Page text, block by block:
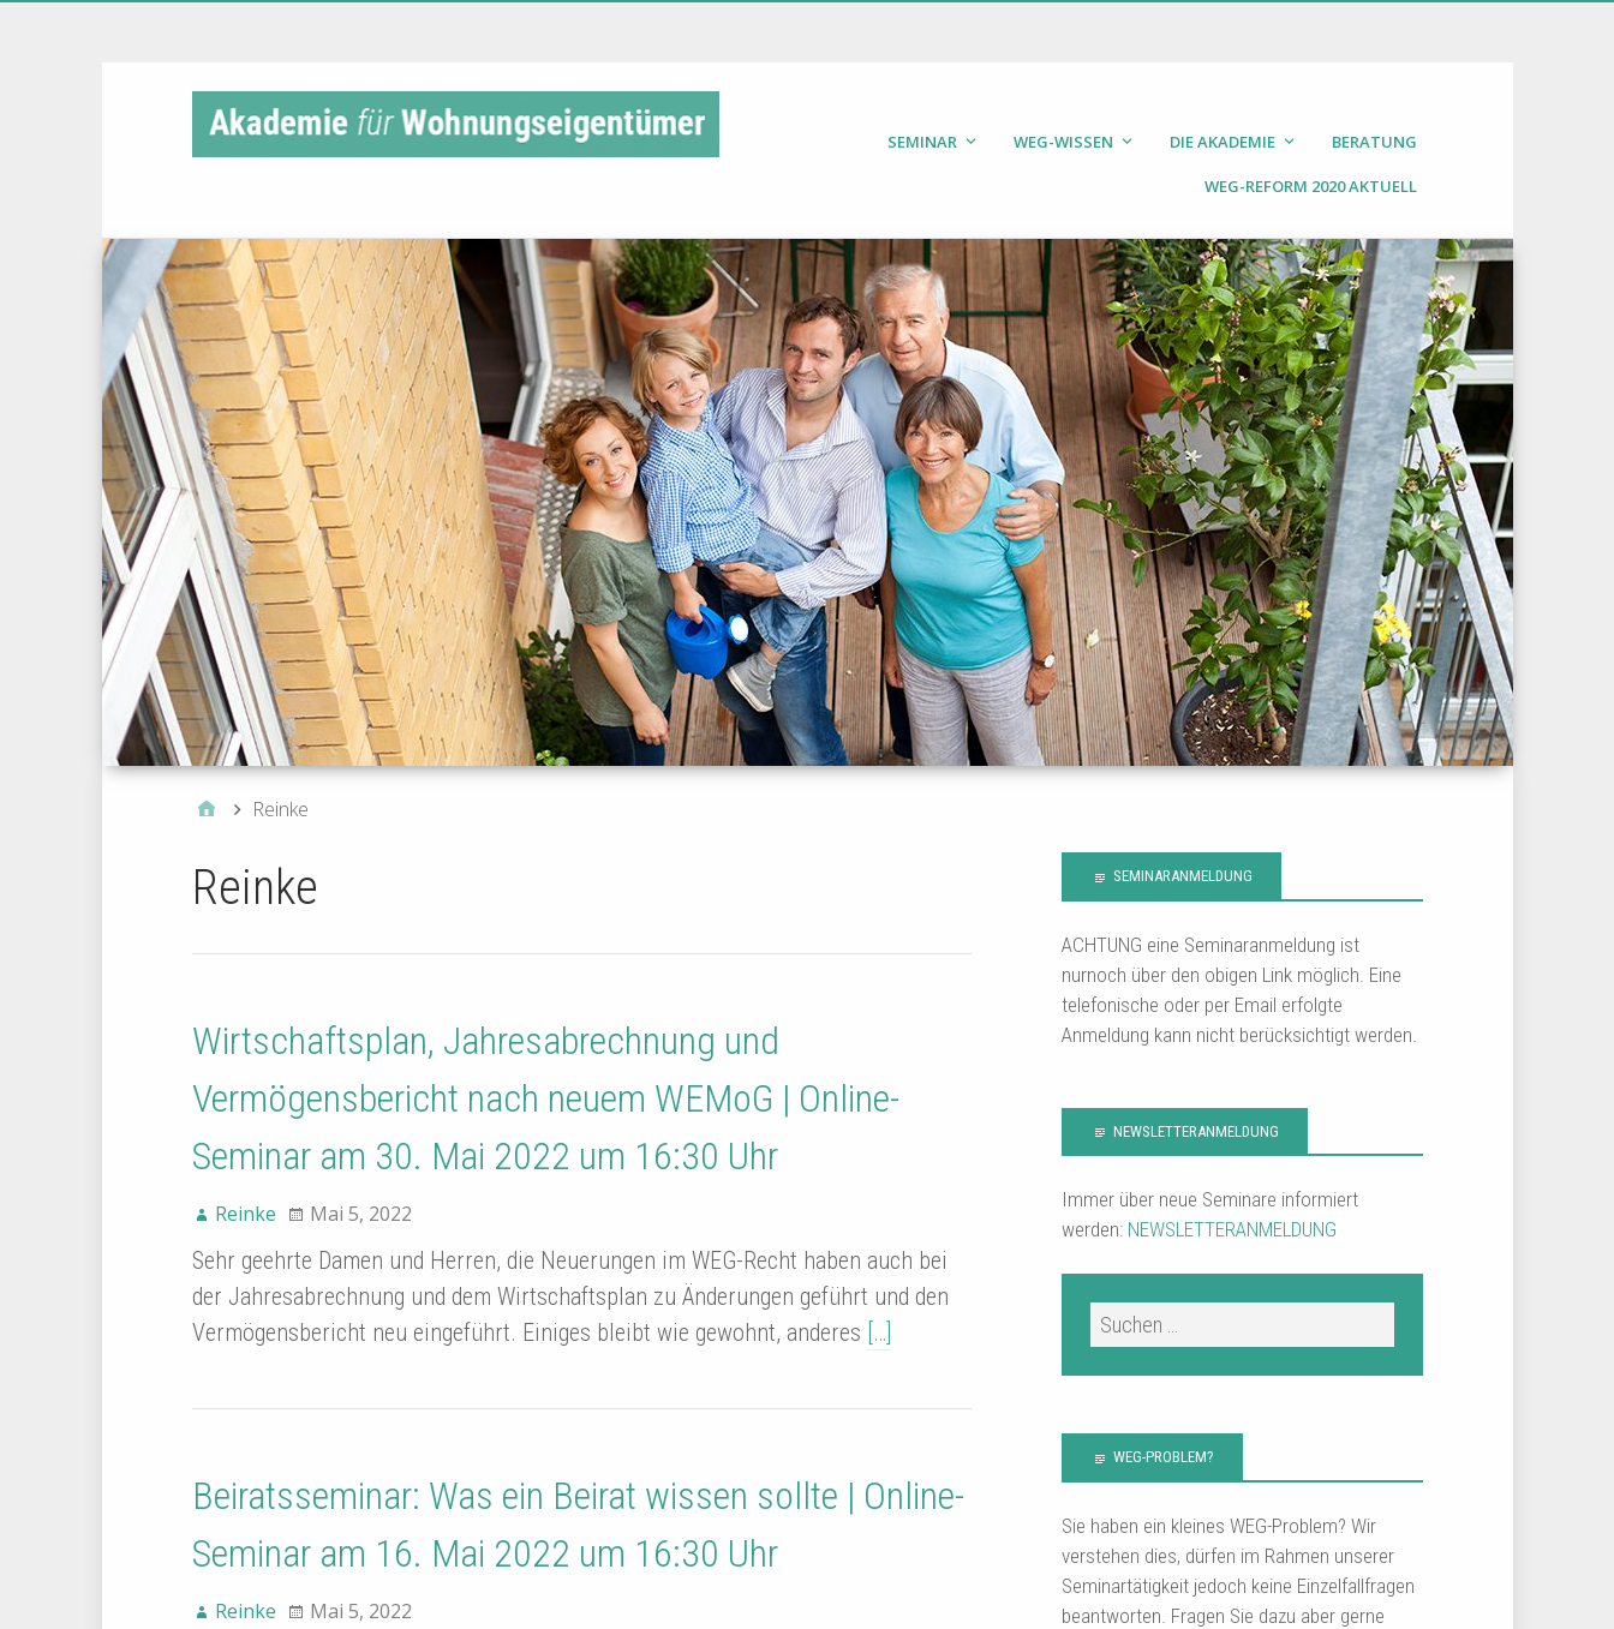
SEMINAR WEG-WISSEN DIE AKADEMIE BERATUNG
WEG-REFORM 2020 AKTUELL
Reinke
Reinke
Wirtschaftsplan, Jahresabrechnung und
Vermögensbericht nach neuem WEMoG | Online-
Seminar am 30. Mai 2022 um 16:30 Uhr
Reinke Mai 5, 2022
Sehr geehrte Damen und Herren, die Neuerungen im WEG-Recht haben auch bei
der Jahresabrechnung und dem Wirtschaftsplan zu Änderungen geführt und den
Vermögensbericht neu eingeführt. Einiges bleibt wie gewohnt, anderes […]
Beiratsseminar: Was ein Beirat wissen sollte | Online-
Seminar am 16. Mai 2022 um 16:30 Uhr
Reinke Mai 5, 2022
SEMINARANMELDUNG
ACHTUNG eine Seminaranmeldung ist
nurnoch über den obigen Link möglich. Eine
telefonische oder per Email erfolgte
Anmeldung kann nicht berücksichtigt werden.
NEWSLETTERANMELDUNG
Immer über neue Seminare informiert
werden: NEWSLETTERANMELDUNG
WEG-PROBLEM?
Sie haben ein kleines WEG-Problem? Wir
verstehen dies, dürfen im Rahmen unserer
Seminartätigkeit jedoch keine Einzelfallfragen
beantworten. Fragen Sie dazu aber gerne